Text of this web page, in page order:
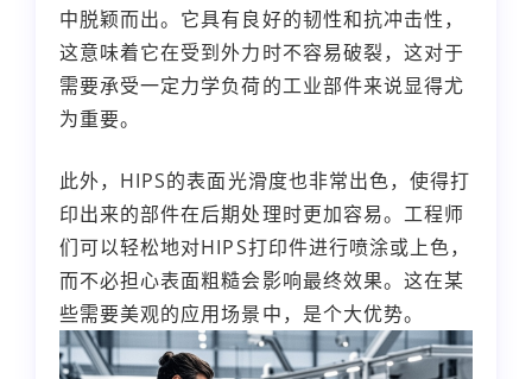
中脱颖而出。它具有良好的韧性和抗冲击性，
这意味着它在受到外力时不容易破裂，这对于
需要承受一定力学负荷的工业部件来说显得尤
为重要。
此外，HIPS的表面光滑度也非常出色，使得打
印出来的部件在后期处理时更加容易。工程师
们可以轻松地对HIPS打印件进行喷涂或上色，
而不必担心表面粗糙会影响最终效果。这在某
些需要美观的应用场景中，是个大优势。